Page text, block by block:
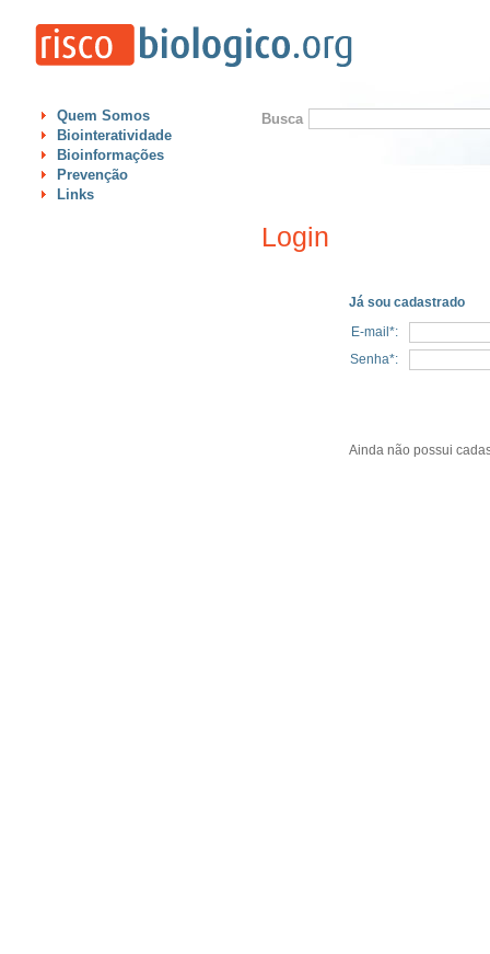
Quem Somos
Biointeratividade
Bioinformações
Prevenção
Links
Busca
Login
Já sou cadastrado
E-mail*:
Senha*:
Ainda não possui